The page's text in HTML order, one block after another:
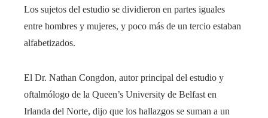
Los sujetos del estudio se dividieron en partes iguales
entre hombres y mujeres, y poco más de un tercio estaban
alfabetizados.
El Dr. Nathan Congdon, autor principal del estudio y
oftalmólogo de la Queen’s University de Belfast en
Irlanda del Norte, dijo que los hallazgos se suman a un